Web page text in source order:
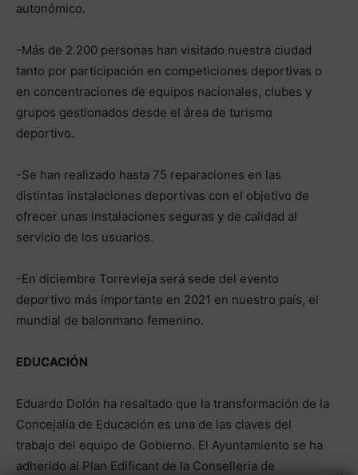
autonómico.
-Más de 2.200 personas han visitado nuestra ciudad
tanto por participación en competiciones deportivas o
en concentraciones de equipos nacionales, clubes y
grupos gestionados desde el área de turismo
deportivo.
-Se han realizado hasta 75 reparaciones en las
distintas instalaciones deportivas con el objetivo de
ofrecer unas instalaciones seguras y de calidad al
servicio de los usuarios.
-En diciembre Torrevieja será sede del evento
deportivo más importante en 2021 en nuestro país, el
mundial de balonmano femenino.
EDUCACIÓN
Eduardo Dolón ha resaltado que la transformación de la
Concejalía de Educación es una de las claves del
trabajo del equipo de Gobierno. El Ayuntamiento se ha
adherido al Plan Edificant de la Conselleria de